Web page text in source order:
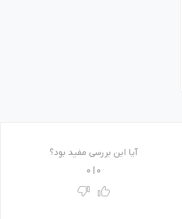
آیا این بررسی مفید بود؟
0
|
0